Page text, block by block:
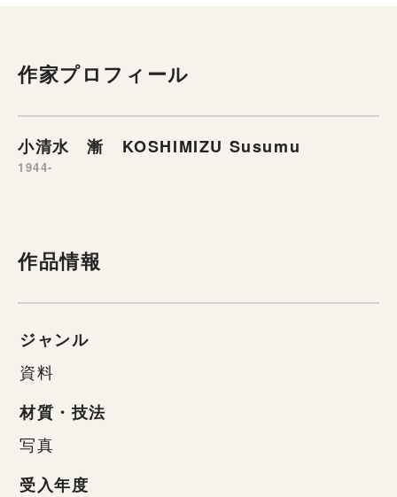
作家プロフィール
小清水 漸 KOSHIMIZU Susumu
1944-
作品情報
ジャンル
資料
材質・技法
写真
受入年度